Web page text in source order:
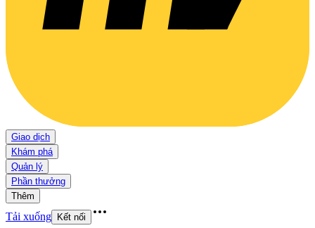
Giao dịch
Khám phá
Quản lý
Phần thưởng
Thêm
Tải xuống Kết nối